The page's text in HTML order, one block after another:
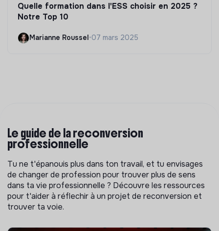
Quelle formation dans l'ESS choisir en 2025 ?
Notre Top 10
Marianne Roussel•07 mars 2025
Le guide de la reconversion
professionnelle
Tu ne t'épanouis plus dans ton travail, et tu envisages
de changer de profession pour trouver plus de sens
dans ta vie professionnelle ? Découvre les ressources
pour t'aider à réflechir à un projet de reconversion et
trouver ta voie.